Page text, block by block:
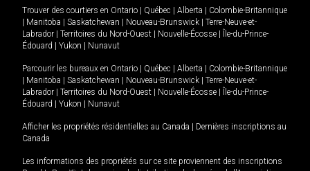
Trouver des courtiers en Ontario Québec Alberta
Colombie-Britannique
Manitoba Saskatchewan Nouveau-Brunswick
Terre-Neuve-et-
Labrador
Territoires du Nord-Ouest Nouvelle-Écosse
Île-du-Prince-
Édouard
Yukon Nunavut
Parcourir les bureaux en Ontario Québec Alberta
Colombie-Britannique
Manitoba Saskatchewan Nouveau-Brunswick
Terre-Neuve-et-
Labrador
Territoires du Nord-Ouest Nouvelle-Écosse
Île-du-Prince-
Édouard
Yukon Nunavut
Afficher les propriétés résidentielles au Canada
Dernières inscriptions au
Canada
Les informations des propriétés sur ce site proviennent des inscriptions